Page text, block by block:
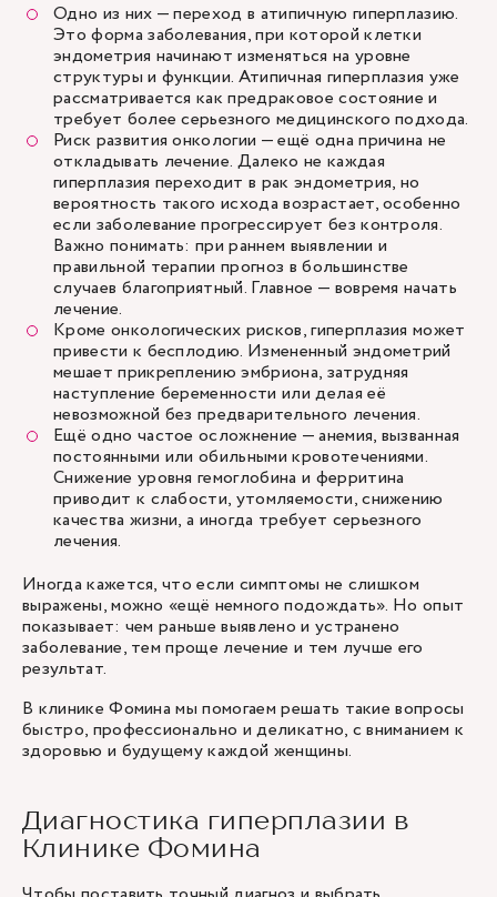
Одно из них — переход в атипичную гиперплазию.
Это форма заболевания, при которой клетки
эндометрия начинают изменяться на уровне
структуры и функции. Атипичная гиперплазия уже
рассматривается как предраковое состояние и
требует более серьезного медицинского подхода.
Риск развития онкологии — ещё одна причина не
откладывать лечение. Далеко не каждая
гиперплазия переходит в рак эндометрия, но
вероятность такого исхода возрастает, особенно
если заболевание прогрессирует без контроля.
Важно понимать: при раннем выявлении и
правильной терапии прогноз в большинстве
случаев благоприятный. Главное — вовремя начать
лечение.
Кроме онкологических рисков, гиперплазия может
привести к бесплодию. Измененный эндометрий
мешает прикреплению эмбриона, затрудняя
наступление беременности или делая её
невозможной без предварительного лечения.
Ещё одно частое осложнение —анемия, вызванная
постоянными или обильными кровотечениями.
Снижение уровня гемоглобина и ферритина
приводит к слабости, утомляемости, снижению
качества жизни, а иногда требует серьезного
лечения.
Иногда кажется, что если симптомы не слишком
выражены, можно «ещё немного подождать». Но опыт
показывает: чем раньше выявлено и устранено
заболевание, тем проще лечение и тем лучше его
результат.
В клинике Фомина мы помогаем решать такие вопросы
быстро, профессионально и деликатно, с вниманием к
здоровью и будущему каждой женщины.
Диагностика гиперплазии в
Клинике Фомина